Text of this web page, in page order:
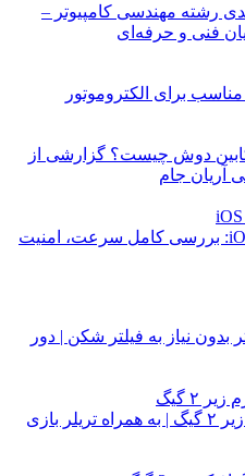
رشته مهندسی کامپیوتر –
فنی و حرفه‌ای
مناسب برای الکتروموتور
کابین دوش چیست؟ گزارشی از
آریان جام
مقایسه اندروید 16 و iOS 26.1: بررسی کامل سرعت، امنیت
نیاز به فیلتر شکن | دور
۱۰ بازی پیشنهادی برای رم زیر ۲ گیگ | به همراه تریلر بازی